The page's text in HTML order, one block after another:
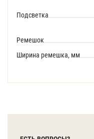
Подсветка
Ремешок
Ширина ремешка, мм